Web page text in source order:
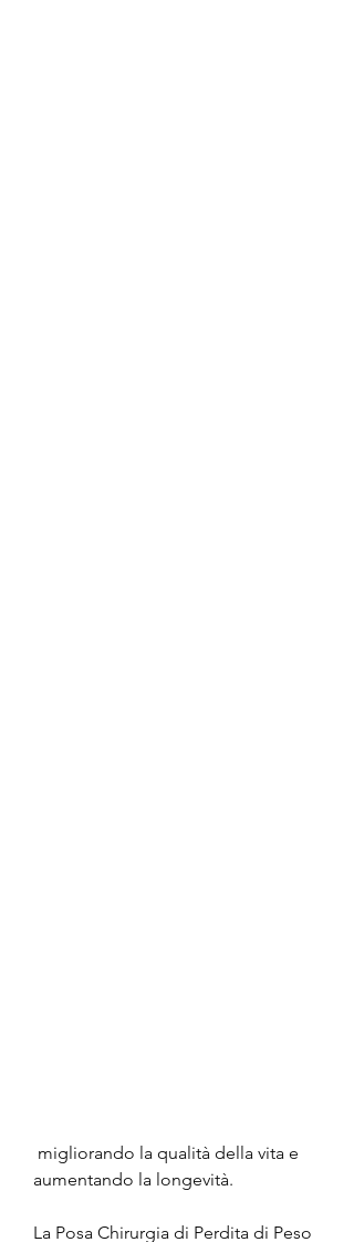
aumentando la longevità.
La Posa Chirurgia di Perdita di Peso